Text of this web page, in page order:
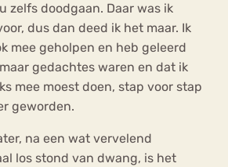
zelfs doodgaan. Daar was ik
dus dan deed ik het maar. Ik
mee geholpen en heb geleerd
gedachtes waren en dat ik
mee moest doen, stap voor stap
geworden.
na een wat vervelend
los stond van dwang, is het